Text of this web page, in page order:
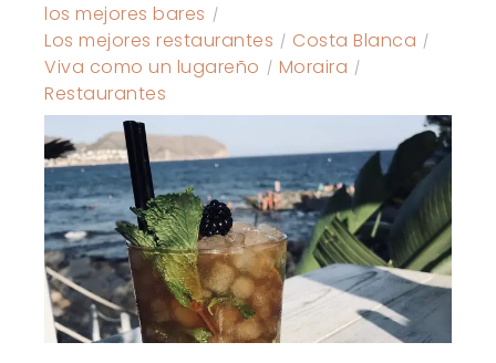
los mejores bares
Los mejores restaurantes
Costa Blanca
Viva como un lugareño
Moraira
Restaurantes